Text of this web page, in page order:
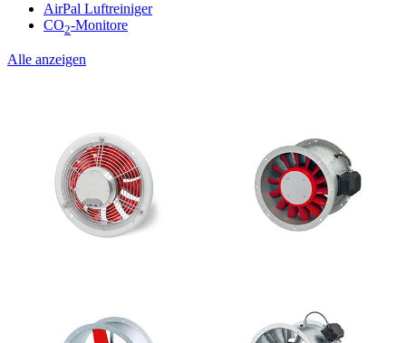
AirPal Luftreiniger
CO2-Monitore
Alle anzeigen